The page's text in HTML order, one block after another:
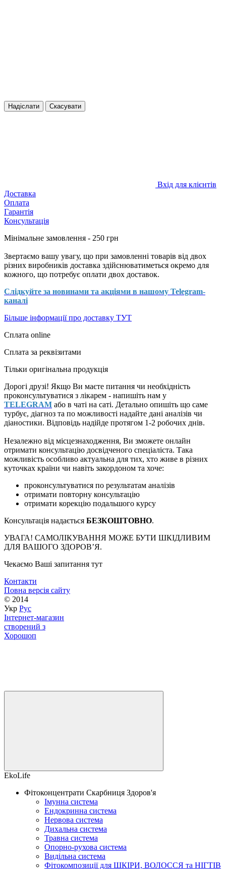
Надіслати Скасувати
Вхід для клієнтів
Доставка
Оплата
Гарантія
Консультація
Мінімальне замовлення - 250 грн
Звертаємо вашу увагу, що при замовленні товарів від двох
різних виробників доставка здійснюватиметься окремо для
кожного, що потребує оплати двох доставок.
Слідкуйте за новинами та акціями в нашому Telegram-
каналі
Більше інформації про доставку ТУТ
Сплата online
Сплата за реквізитами
Тільки оригінальна продукція
Дорогі друзі! Якщо Ви маєте питання чи необхідність
проконсультуватися з лікарем - напишіть нам у
TELEGRAM або в чаті на саті. Детально опишіть що саме
турбує, діагноз та по можливості надайте дані аналізів чи
діаностики. Відповідь надійде протягом 1-2 робочих днів.
Незалежно від місцезнаходження, Ви зможете онлайн
отримати консультацію досвідченого спеціаліста. Така
можливість особливо актуальна для тих, хто живе в різних
куточках країни чи навіть закордоном та хоче:
проконсультуватися по результатам аналізів
отримати повторну консультацію
отримати корекцію подальшого курсу
Консультація надається БЕЗКОШТОВНО.
УВАГА! САМОЛІКУВАННЯ МОЖЕ БУТИ ШКІДЛИВИМ
ДЛЯ ВАШОГО ЗДОРОВ’Я.
Чекаємо Ваші запитання тут
Контакти
Повна версія сайту
© 2014
Укр Рус
Інтернет-магазин
створений з
Хорошоп
EkoLife
Фітоконцентрати Скарбниця Здоров'я
Імунна система
Ендокринна система
Нервова система
Дихальна система
Травна система
Опорно-рухова система
Видільна система
Фітокомпозиції для ШКІРИ, ВОЛОССЯ та НІГТІВ